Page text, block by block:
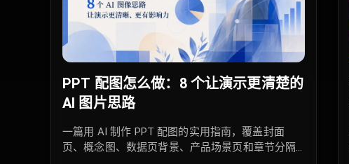
PPT 配图怎么做：8 个让演示更清楚的
AI 图片思路
一篇用 AI 制作 PPT 配图的实用指南，覆盖封面
页、概念图、数据页背景、产品场景页和章节分隔